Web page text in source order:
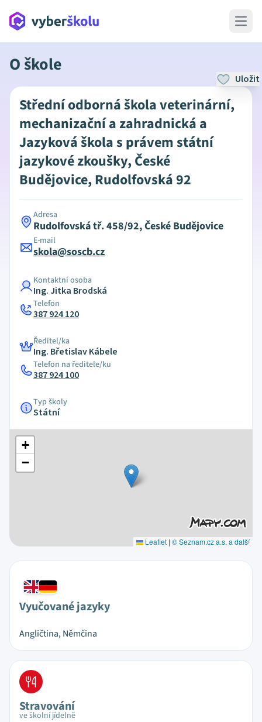
Open
O škole
Uložit
Střední odborná škola veterinární,
mechanizační a zahradnická a
Jazyková škola s právem státní
jazykové zkoušky, České
Budějovice, Rudolfovská 92
Adresa
Rudolfovská tř. 458/92, České Budějovice
E-mail
skola@soscb.cz
Kontaktní osoba
Ing. Jitka Brodská
Telefon
387 924 120
Ředitel/ka
Ing. Břetislav Kábele
Telefon na ředitele/ku
387 924 100
Typ školy
Státní
+
−
Leaflet | © Seznam.cz a.s. a další
Vyučované jazyky
Angličtina, Němčina
Stravování
ve školní jídelně